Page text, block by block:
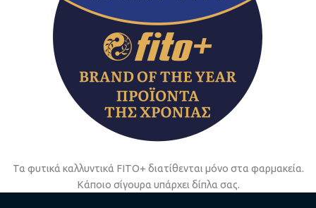
Τα φυτικά καλλυντικά FITO+ διατίθενται μόνο στα φαρμακεία.
Κάποιο σίγουρα υπάρχει δίπλα σας.